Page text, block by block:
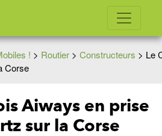
! > Routier > Constructeurs > Le
Corse
Aiways en prise
sur la Corse